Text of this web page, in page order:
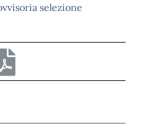
selezione